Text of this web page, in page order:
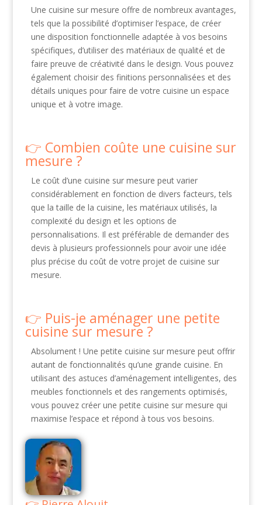
Une cuisine sur mesure offre de nombreux avantages,
tels que la possibilité d’optimiser l’espace, de créer
une disposition fonctionnelle adaptée à vos besoins
spécifiques, d’utiliser des matériaux de qualité et de
faire preuve de créativité dans le design. Vous pouvez
également choisir des finitions personnalisées et des
détails uniques pour faire de votre cuisine un espace
unique et à votre image.
Combien coûte une cuisine sur
mesure ?
Le coût d’une cuisine sur mesure peut varier
considérablement en fonction de divers facteurs, tels
que la taille de la cuisine, les matériaux utilisés, la
complexité du design et les options de
personnalisations. Il est préférable de demander des
devis à plusieurs professionnels pour avoir une idée
plus précise du coût de votre projet de cuisine sur
mesure.
Puis-je aménager une petite
cuisine sur mesure ?
Absolument ! Une petite cuisine sur mesure peut offrir
autant de fonctionnalités qu’une grande cuisine. En
utilisant des astuces d’aménagement intelligentes, des
meubles fonctionnels et des rangements optimisés,
vous pouvez créer une petite cuisine sur mesure qui
maximise l’espace et répond à tous vos besoins.